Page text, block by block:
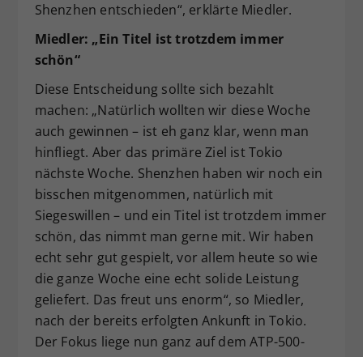
Shenzhen entschieden“, erklärte Miedler.
Miedler: „Ein Titel ist trotzdem immer
schön“
Diese Entscheidung sollte sich bezahlt
machen: „Natürlich wollten wir diese Woche
auch gewinnen – ist eh ganz klar, wenn man
hinfliegt. Aber das primäre Ziel ist Tokio
nächste Woche. Shenzhen haben wir noch ein
bisschen mitgenommen, natürlich mit
Siegeswillen – und ein Titel ist trotzdem immer
schön, das nimmt man gerne mit. Wir haben
echt sehr gut gespielt, vor allem heute so wie
die ganze Woche eine echt solide Leistung
geliefert. Das freut uns enorm“, so Miedler,
nach der bereits erfolgten Ankunft in Tokio.
Der Fokus liege nun ganz auf dem ATP-500-